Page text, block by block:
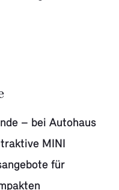
– bei Autohaus
MINI
für